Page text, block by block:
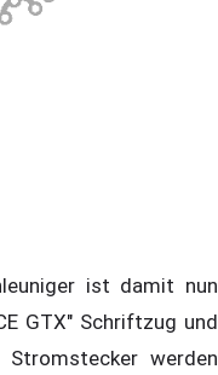
ist damit nun
GTX" Schriftzug und
werden